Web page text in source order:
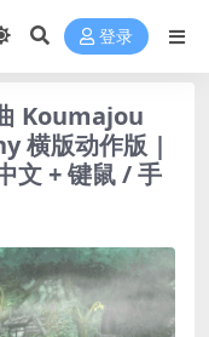
登录
Koumajou
横版动作版 |
文 + 键鼠 / 手